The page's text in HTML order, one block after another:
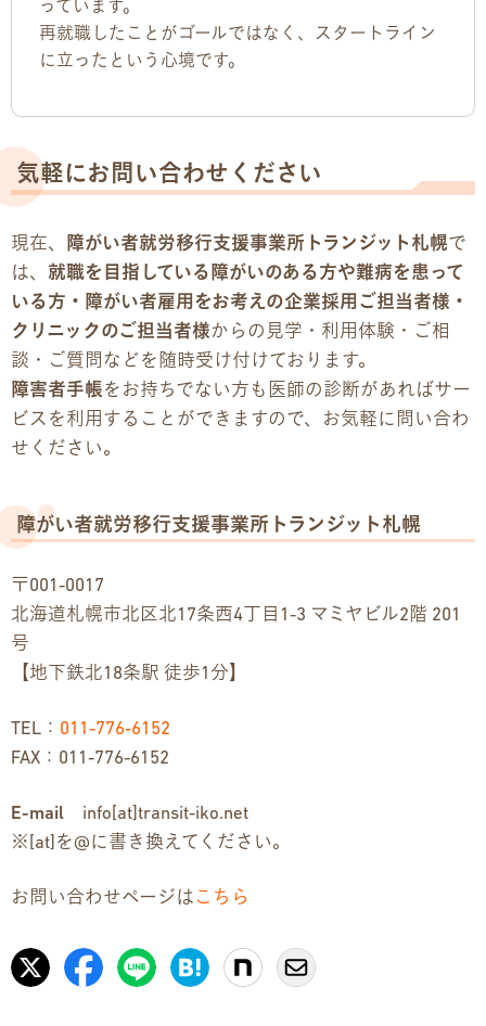
っています。
再就職したことがゴールではなく、スタートライン
に立ったという心境です。
気軽にお問い合わせください
現在、 障がい者就労移行支援事業所トランジット札幌で
は、 就職を目指している障がいのある方や難病を患って
いる方・障がい者雇用をお考えの企業採用ご担当者様・
クリニックのご担当者様からの見学・利用体験・ご相
談・ご質問などを随時受け付けております。
障害者手帳をお持ちでない方も医師の診断があればサー
ビスを利用することができますので、お気軽に問い合わ
せください。
障がい者就労移行支援事業所トランジット札幌
〒001-0017
北海道札幌市北区北17条西4丁目1-3 マミヤビル2階 201
号
【地下鉄北18条駅 徒歩1分】
TEL： 011-776-6152
FAX：011-776-6152
E-mail info[at]transit-iko.net
※[at]を@に書き換えてください。
お問い合わせページは こちら